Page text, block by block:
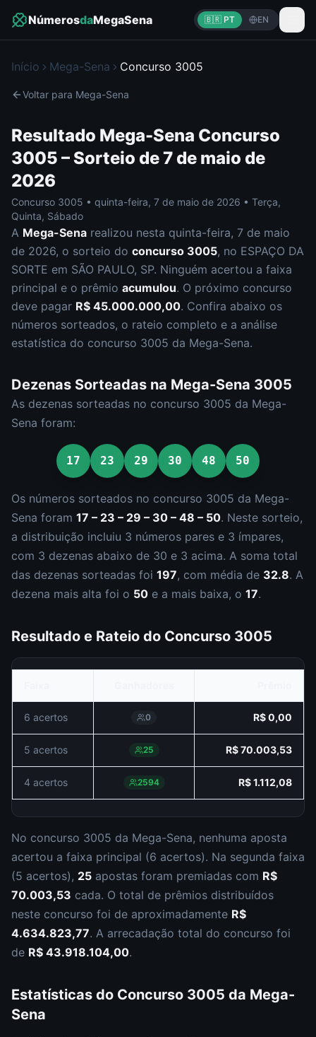
NúmerosdaMegaSena 🇧🇷 PT EN
Início Mega-Sena Concurso 3005
Voltar para Mega-Sena
Resultado Mega-Sena Concurso
3005 – Sorteio de7 de maio de
2026
Concurso 3005 • quinta-feira, 7 de maio de 2026 • Terça,
Quinta, Sábado
A Mega-Sena realizou nesta quinta-feira, 7 de maio
de 2026, o sorteio do concurso 3005, no ESPAÇO DA
SORTE em SÃO PAULO, SP. Ninguém acertou a faixa
principal e o prêmio acumulou. O próximo concurso
deve pagar R$ 45.000.000,00. Confira abaixo os
números sorteados, o rateio completo e a análise
estatística do concurso 3005 da Mega-Sena.
Dezenas Sorteadas na Mega-Sena 3005
As dezenas sorteadas no concurso 3005 da Mega-
Sena foram:
17 23 29 30 48 50
Os números sorteados no concurso 3005 da Mega-
Sena foram 17 – 23 – 29 – 30 – 48 – 50. Neste sorteio,
a distribuição incluiu 3 números pares e 3 ímpares,
com 3 dezenas abaixo de 30 e 3 acima. A soma total
das dezenas sorteadas foi 197, com média de 32.8. A
dezena mais alta foi o 50 e a mais baixa, o 17.
Resultado e Rateio do Concurso 3005
6 acertos 0 R$ 0,00
5 acertos 25 R$ 70.003,53
4 acertos 2594 R$ 1.112,08
No concurso 3005 da Mega-Sena, nenhuma aposta
acertou a faixa principal (6 acertos). Na segunda faixa
(5 acertos), 25 apostas foram premiadas com R$
70.003,53 cada. O total de prêmios distribuídos
neste concurso foi de aproximadamente R$
4.634.823,77. A arrecadação total do concurso foi
de R$ 43.918.104,00.
Estatísticas do Concurso 3005 da Mega-
Sena